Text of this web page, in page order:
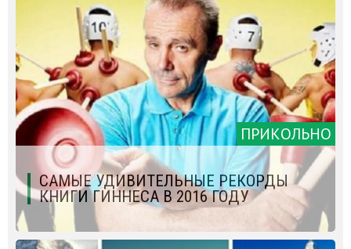
ПРИКОЛЬНО
САМЫЕ УДИВИТЕЛЬНЫЕ РЕКОРДЫ
КНИГИ ГИННЕСА В 2016 ГОДУ